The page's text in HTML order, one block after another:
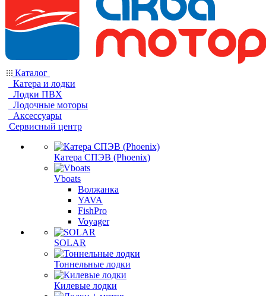
Каталог
Катера и лодки
Лодки ПВХ
Лодочные моторы
Аксессуары
Сервисный центр
Катера СПЭВ (Phoenix)
Vboats
Волжанка
YAVA
FishPro
Voyager
SOLAR
Тоннельные лодки
Килевые лодки